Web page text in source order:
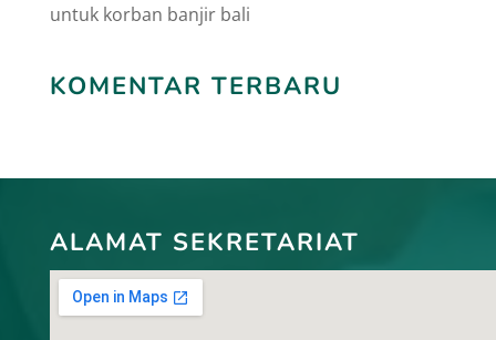
untuk korban banjir bali
KOMENTAR TERBARU
ALAMAT SEKRETARIAT